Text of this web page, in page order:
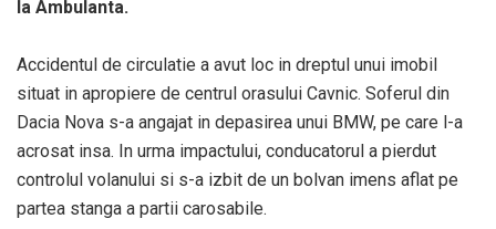
la Ambulanta.
Accidentul de circulatie a avut loc in dreptul unui imobil
situat in apropiere de centrul orasului Cavnic. Soferul din
Dacia Nova s-a angajat in depasirea unui BMW, pe care l-a
acrosat insa. In urma impactului, conducatorul a pierdut
controlul volanului si s-a izbit de un bolvan imens aflat pe
partea stanga a partii carosabile.